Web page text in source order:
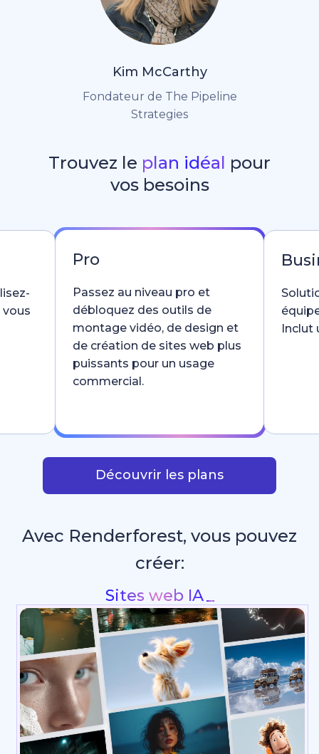
Kim McCarthy
Fondateur de The Pipeline
Strategies
Trouvez le plan idéal pour
vos besoins
Pro
Passez au niveau pro et
débloquez des outils de
montage vidéo, de design et
de création de sites web plus
puissants pour un usage
commercial.
Inclut
Découvrir les plans
Avec Renderforest, vous pouvez
créer:
Intros & a